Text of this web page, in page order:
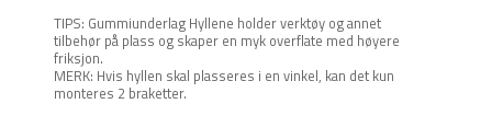
TIPS: Gummiunderlag Hyllene holder verktøy og annet
tilbehør på plass og skaper en myk overflate med høyere
friksjon.
MERK: Hvis hyllen skal plasseres i en vinkel, kan det kun
monteres 2 braketter.